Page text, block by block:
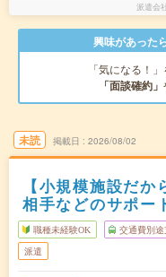
派遣会社
興味があった
「気になる！
「面談確約」
未読 掲載日 2026/08/02
【小規模施設だ
相手などのサポー
職種未経験OK 交通費別途
派遣